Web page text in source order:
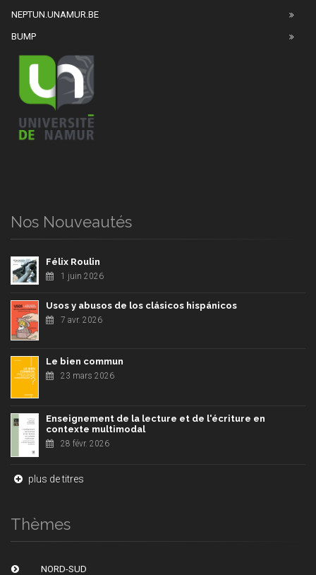
NEPTUN.UNAMUR.BE
BUMP
Nos Nouveautés
Félix Roulin
1 juin 2026
Usos y abusos de los clásicos hispánicos
7 avr. 2026
Le bien commun
23 mars 2026
Enseignement de la lecture et de l'écriture en
contexte multimodal
28 févr. 2026
plus de titres
Thèmes
NORD-SUD